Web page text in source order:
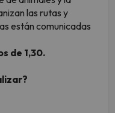
las rutas y
están comunicadas
de 1,30.